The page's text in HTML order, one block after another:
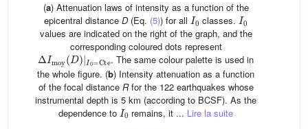
(a) Attenuation laws of intensity as a function of the
epicentral distance D(Eq. (5)) for all
I0
classes.
I0
values are indicated on the right of the graph, and the
corresponding coloured dots represent
(D)|I0=Cte
. The same colour palette is used in
the whole figure. (b) Intensity attenuation as a function
of the focal distance Rfor the 122 earthquakes whose
instrumental depth is 5 km (according to BCSF). As the
dependence to
I0
remains, it ... Lire la suite